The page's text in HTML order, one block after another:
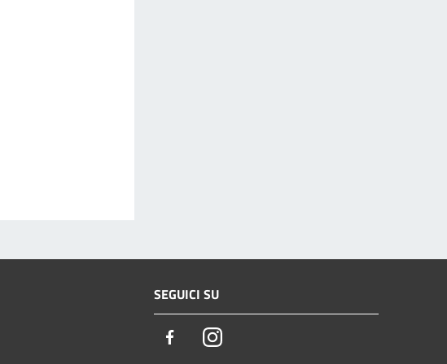
SEGUICI SU
FacebookInstagram